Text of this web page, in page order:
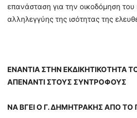
επανάσταση για την οικοδόμηση
αλληλεγγύης της ισότητας της
ΕΝΑΝΤΙΑ ΣΤΗΝ ΕΚΔΙΚΗΤΙΚΟΤΗΤΑ
ΑΠΕΝΑΝΤΙ ΣΤΟΥΣ ΣΥΝΤΡΟΦΟΥΣ
ΝΑ ΒΓΕΙ Ο Γ. ΔΗΜΗΤΡΑΚΗΣ ΑΠΟ ΤΟ